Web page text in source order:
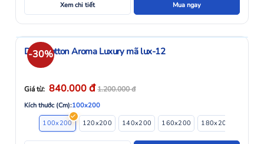
Xem chi tiết Mua ngay
-30%
Drap Cotton Aroma Luxury mã lux-12
Giá từ: 840.000đ1.200.000đ
Kích thước (Cm):100x200
100x200
120x200 140x200 160x200 180x200